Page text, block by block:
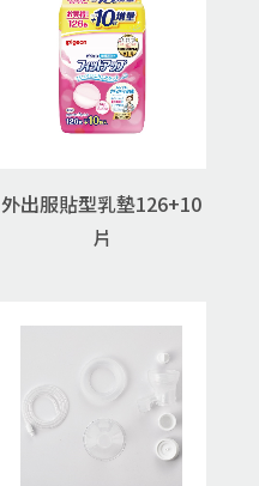
外出服貼型乳墊126+10
片